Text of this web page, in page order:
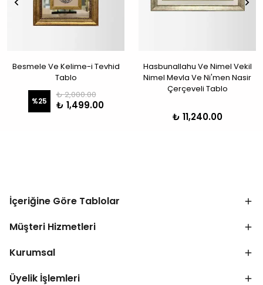
Besmele Ve Kelime-i Tevhid
Tablo
%25
₺ 2,000.00
₺ 1,499.00
Hasbunallahu Ve Nimel Vekil
Nimel Mevla Ve Ni'men Nasir
Çerçeveli Tablo
₺ 11,240.00
İçeriğine Göre Tablolar
Müşteri Hizmetleri
Kurumsal
Üyelik İşlemleri